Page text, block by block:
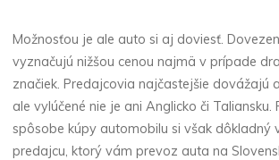
Možnosťou je ale auto si aj doviesť.
vyznačujú nižšou cenou najmä v prípade
značiek. Predajcovia najčastejšie dovážajú
ale vylúčené nie je ani Anglicko či Taliansku.
spôsobe kúpy automobilu si však dôkladný
predajcu, ktorý vám prevoz auta na